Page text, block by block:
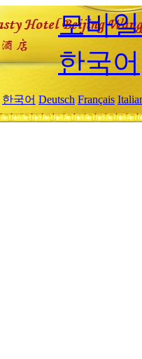
모바
한국어
한국어 Deutsch Français